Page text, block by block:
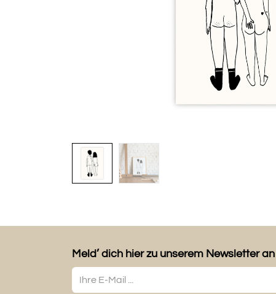
Meld’ dich hier zu unserem Newsletter